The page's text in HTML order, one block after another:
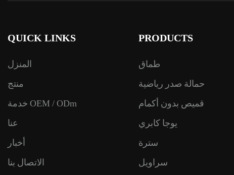
QUICK LINKS
المنزل
منتج
خدمة OEM / ODm
عنا
أخبار
الاتصال بنا
PRODUCTS
طماق
حمالة صدر رياضية
قميص بدون أكمام
يوجا كابري
سترة
سراويل